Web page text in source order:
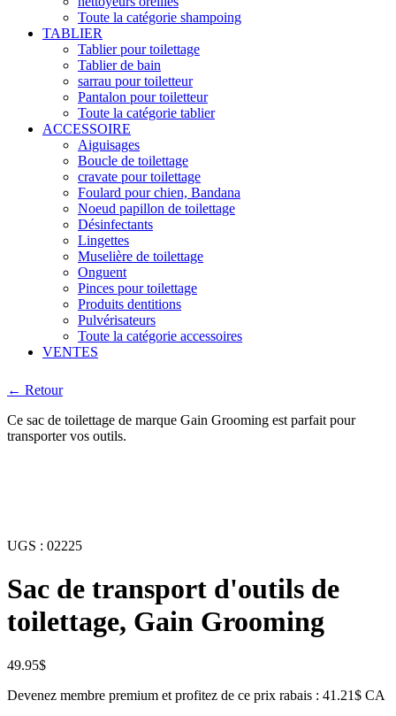
Toute la catégorie shampoing
TABLIER
Tablier pour toilettage
Tablier de bain
sarrau pour toiletteur
Pantalon pour toiletteur
Toute la catégorie tablier
ACCESSOIRE
Aiguisages
Boucle de toilettage
cravate pour toilettage
Foulard pour chien, Bandana
Noeud papillon de toilettage
Désinfectants
Lingettes
Muselière de toilettage
Onguent
Pinces pour toilettage
Produits dentitions
Pulvérisateurs
Toute la catégorie accessoires
VENTES
← Retour
Ce sac de toilettage de marque Gain Grooming est parfait pour
transporter vos outils.
UGS : 02225
Sac de transport d'outils de
toilettage, Gain Grooming
49.95$
Devenez membre premium et profitez de ce prix rabais : 41.21$ CA